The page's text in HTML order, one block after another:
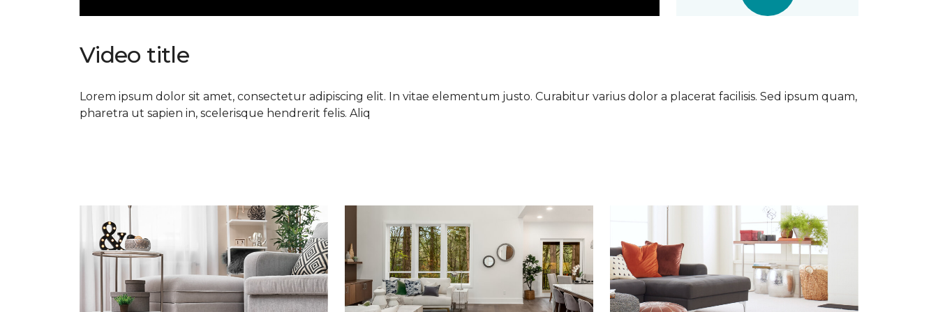
Video title
Lorem ipsum dolor sit amet, consectetur adipiscing elit. In vitae elementum justo. Curabitur varius dolor a placerat facilisis. Sed ipsum quam,
pharetra ut sapien in, scelerisque hendrerit felis. Aliq